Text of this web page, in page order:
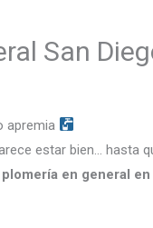
San
apremia
estar bien… hasta
plomería en general en